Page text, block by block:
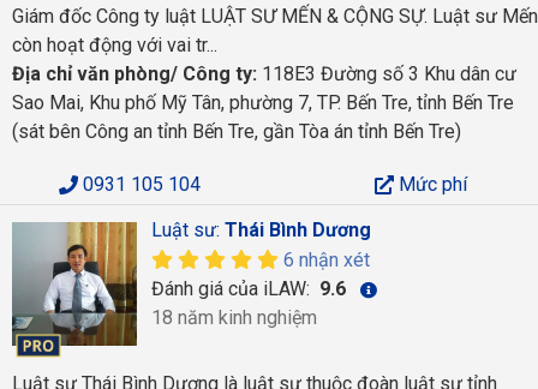
Giám đốc Công ty luật LUẬT SƯ MẾN & CỘNG SỰ. Luật sư Mến
còn hoạt động với vai tr...
Địa chỉ văn phòng/ Công ty: 118E3 Đường số 3 Khu dân cư
Sao Mai, Khu phố Mỹ Tân, phường 7, TP. Bến Tre, tỉnh Bến Tre
(sát bên Công an tỉnh Bến Tre, gần Tòa án tỉnh Bến Tre)
0931 105 104
Mức phí
Luật sư: Thái Bình Dương
6 nhận xét
Đánh giá của iLAW: 9.6
18 năm kinh nghiệm
Luật sư Thái Bình Dương là luật sư thuộc đoàn luật sư tỉnh